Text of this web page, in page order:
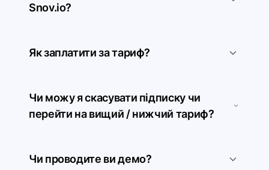
Snov.io?
Як заплатити за тариф?
Чи можу я скасувати підписку чи
перейти на вищий / нижчий тариф?
Чи проводите ви демо?